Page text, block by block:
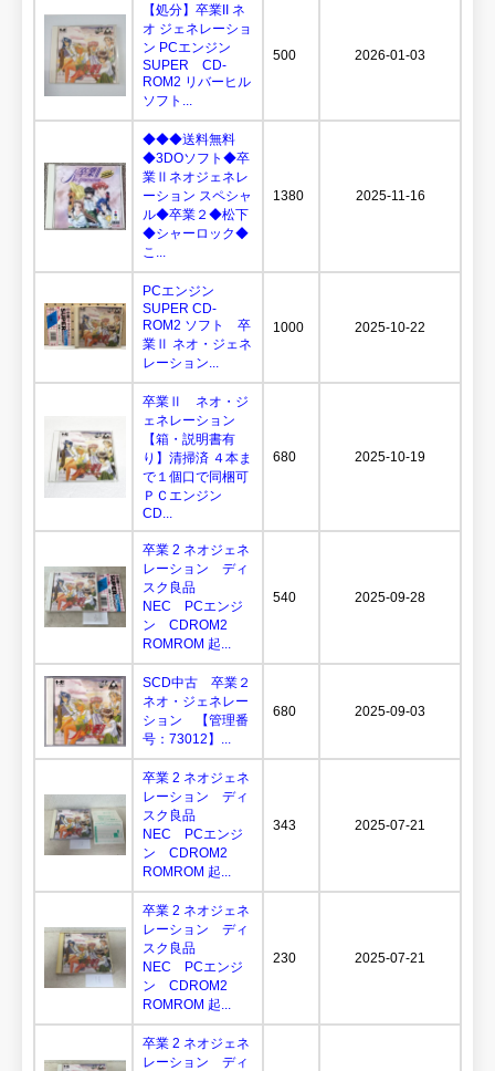
【処分】卒業II ネ
オ ジェネレーショ
ン PCエンジン
SUPER CD-
ROM2 リバーヒル
ソフト...
500 2026-01-03
◆◆◆送料無料
◆3DOソフト◆卒
業Ⅱネオジェネレ
ーション スペシャ
ル◆卒業２◆松下
◆シャーロック◆
こ...
1380 2025-11-16
PCエンジン
SUPER CD-
ROM2 ソフト 卒
業Ⅱ ネオ・ジェネ
レーション...
1000 2025-10-22
卒業Ⅱ ネオ・ジ
ェネレーション
【箱・説明書有
り】清掃済 ４本ま
で１個口で同梱可
ＰＣエンジン
CD...
680 2025-10-19
卒業 2 ネオジェネ
レーション ディ
スク良品
NEC PCエンジ
ン CDROM2
ROMROM 起...
540 2025-09-28
SCD中古 卒業２
ネオ・ジェネレー
ション 【管理番
号：73012】...
680 2025-09-03
卒業 2 ネオジェネ
レーション ディ
スク良品
NEC PCエンジ
ン CDROM2
ROMROM 起...
343 2025-07-21
卒業 2 ネオジェネ
レーション ディ
スク良品
NEC PCエンジ
ン CDROM2
ROMROM 起...
230 2025-07-21
卒業 2 ネオジェネ
レーション ディ